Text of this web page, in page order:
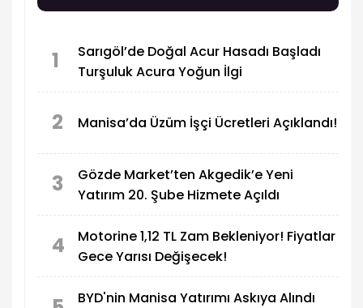
1
Sarıgöl’de Doğal Acur Hasadı Başladı
Turşuluk Acura Yoğun İlgi
2 Manisa’da Üzüm İşçi Ücretleri Açıklandı!
3
Gözde Market’ten Akgedik’e Yeni
Yatırım 20. Şube Hizmete Açıldı
4
Motorine 1,12 TL Zam Bekleniyor! Fiyatlar
Gece Yarısı Değişecek!
BYD'nin Manisa Yatırımı Askıya Alındı